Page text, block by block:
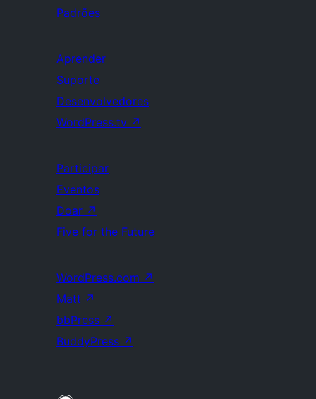
Padrões
Aprender
Suporte
Desenvolvedores
WordPress.tv ↗
Participar
Eventos
Doar ↗
Five for the Future
WordPress.com ↗
Matt ↗
bbPress ↗
BuddyPress ↗